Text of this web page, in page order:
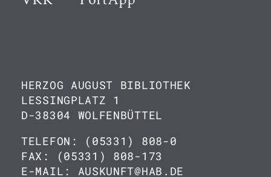
HERZOG AUGUST BIBLIOTHEK
LESSINGPLATZ 1
D-38304 WOLFENBÜTTEL
TELEFON: (05331) 808-0
FAX: (05331) 808-173
E-MAIL: AUSKUNFT@HAB.DE